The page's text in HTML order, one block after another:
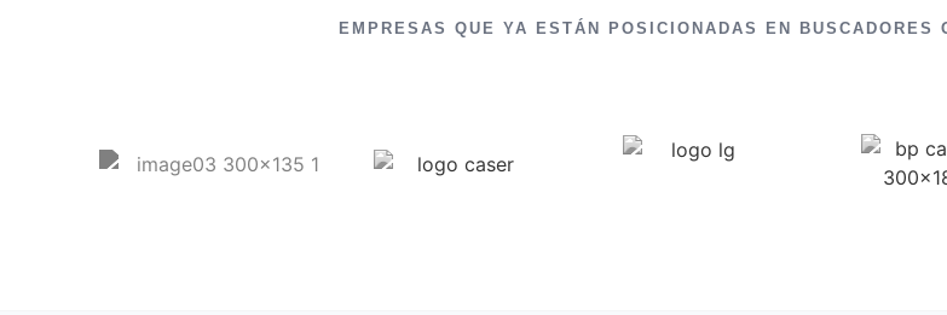
EMPRESAS QUE YA ESTÁN POSICIONADAS EN BUSCADORES